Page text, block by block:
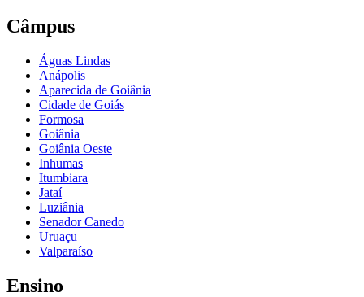
Câmpus
Águas Lindas
Anápolis
Aparecida de Goiânia
Cidade de Goiás
Formosa
Goiânia
Goiânia Oeste
Inhumas
Itumbiara
Jataí
Luziânia
Senador Canedo
Uruaçu
Valparaíso
Ensino